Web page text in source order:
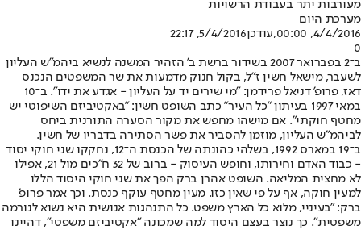
מעורבות יתר בעבודת הרשויות
מערכת היום
4/4/2016, 00:00
,עודכן5/4/2016, 22:17
0
ב־2 בפברואר 2007 בשידור ברשת ב' הזהיר המשנה לנשיא ביהמ"ש העליון
לשעבר, מישאל חשין ז"ל, בקול חנוק מדמעות את שר המשפטים הנכנס
דאז, פרופ' דניאל פרידמן: "מי שירים יד על העליון - אגדע את ידו". ב־10
במאי 1997 בעיתון "כל העיר" כתב השופט חשין: "באקטיביזם השיפוטי יש
מחטף חוקתי". אם מישהו מחפש את מקור הסערה התורנית ביחס
לביהמ"ש העליון, מוזמן להסביר את פשר הסתירה בדבריו של חשין.
ב־19 במארס 1992, בשלהי כהונתה של הכנסת ה־12, נחקקו שני חוקי יסוד
- כבוד האדם וחירותו, וחופש העיסוק - ברוב של 32 ח"כים מול 21, אפילו
לא מחצית המליאה. השופט אהרן ברק הפך את שני חוקי היסוד הללו
למעין חוקה, אף על פי שאין כזו. מעין מחטף עוקף כנסת. וכך אמר פרופ'
ברק: "בעיניי, מלוא כל הארץ משפט. כל התנהגות אנושית היא נשוא לנורמה
משפטית". כך נוצר בעצם היסוד למה שמכונה "אקטיביזם משפטי", דהיינו